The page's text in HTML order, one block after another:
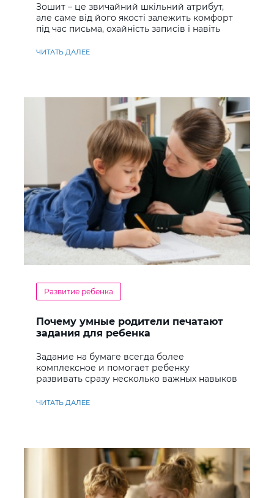
Зошит – це звичайний шкільний атрибут,
але саме від його якості залежить комфорт
під час письма, охайність записів і навіть
ЧИТАТЬ ДАЛЕЕ
Развитие ребенка
Почему умные родители печатают
задания для ребенка
Задание на бумаге всегда более
комплексное и помогает ребенку
развивать сразу несколько важных навыков
ЧИТАТЬ ДАЛЕЕ